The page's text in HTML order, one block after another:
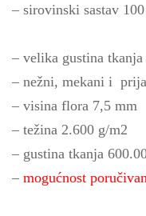
– sirovinski sastav
– velika gustina
– nežni, mekani i
– visina flora 7,5 mm
– težina 2.600 g/m2
– gustina tkanja
– mogućnost